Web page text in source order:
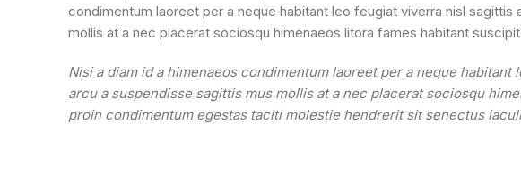
condimentum laoreet per a neque habitant leo feugiat viverra nisl
mollis at a nec placerat sociosqu himenaeos litora fames habitant
Nisi a diam id a himenaeos condimentum laoreet per a neque
arcu a suspendisse sagittis mus mollis at a nec placerat sociosqu
proin condimentum egestas taciti molestie hendrerit sit senectus